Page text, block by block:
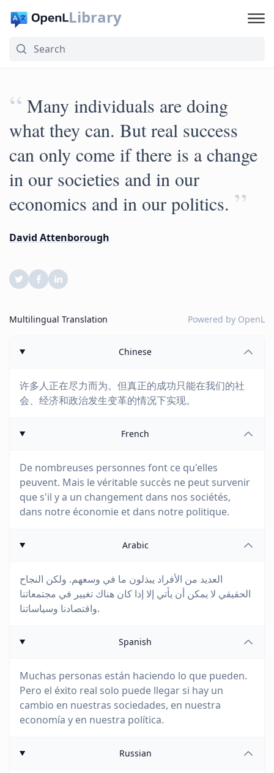
Library
“ Many individuals are doing
what they can. But real success
can only come if there is a change
in our societies and in our
economics and in our politics. ”
David Attenborough
Multilingual Translation Powered by OpenL
Chinese
许多人正在尽力而为。但真正的成功只能在我们的社
会、经济和政治发生变革的情况下实现。
French
De nombreuses personnes font ce qu'elles
peuvent. Mais le véritable succès ne peut survenir
que s'il y a un changement dans nos sociétés,
dans notre économie et dans notre politique.
Arabic
العديد من الأفراد يبذلون ما في وسعهم. ولكن النجاح
الحقيقي لا يمكن أن يأتي إلا إذا كان هناك تغيير في مجتمعاتنا
واقتصادنا وسياساتنا.
Spanish
Muchas personas están haciendo lo que pueden.
Pero el éxito real solo puede llegar si hay un
cambio en nuestras sociedades, en nuestra
economía y en nuestra política.
Russian